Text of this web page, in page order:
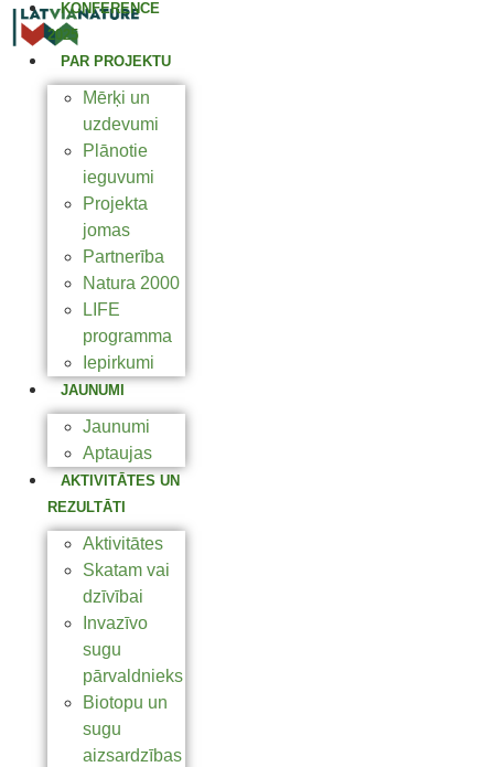
KONFERENCE
2025
PAR PROJEKTU
Mērķi un
uzdevumi
Plānotie
ieguvumi
Projekta
jomas
Partnerība
Natura 2000
LIFE
programma
Iepirkumi
JAUNUMI
Jaunumi
Aptaujas
AKTIVITĀTES UN
REZULTĀTI
Aktivitātes
Skatam vai
dzīvībai
Invazīvo
sugu
pārvaldnieks
Biotopu un
sugu
aizsardzības